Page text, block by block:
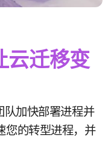
云迁移​变​
队​加快部署​进程​并​
您​的​转型​进程，​并​